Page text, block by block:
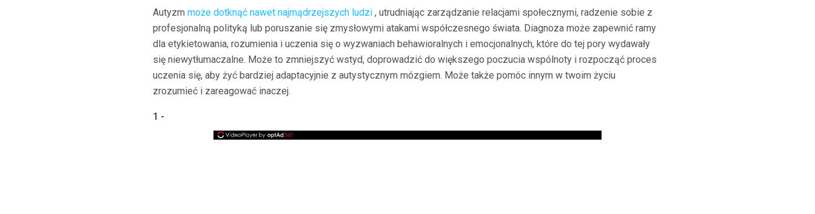
Autyzm może dotknąć nawet najmądrzejszych ludzi , utrudniając zarządzanie relacjami społecznymi, radzenie sobie z
profesjonalną polityką lub poruszanie się zmysłowymi atakami współczesnego świata. Diagnoza może zapewnić ramy
dla etykietowania, rozumienia i uczenia się o wyzwaniach behawioralnych i emocjonalnych, które do tej pory wydawały
się niewytłumaczalne. Może to zmniejszyć wstyd, doprowadzić do większego poczucia wspólnoty i rozpocząć proces
uczenia się, aby żyć bardziej adaptacyjnie z autystycznym mózgiem. Może także pomóc innym w twoim życiu
zrozumieć i zareagować inaczej.
1 -